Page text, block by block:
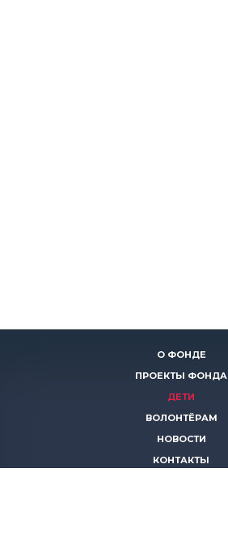
О ФОНДЕ
ПРОЕКТЫ ФОНДА
ДЕТИ
ВОЛОНТЁРАМ
НОВОСТИ
КОНТАКТЫ